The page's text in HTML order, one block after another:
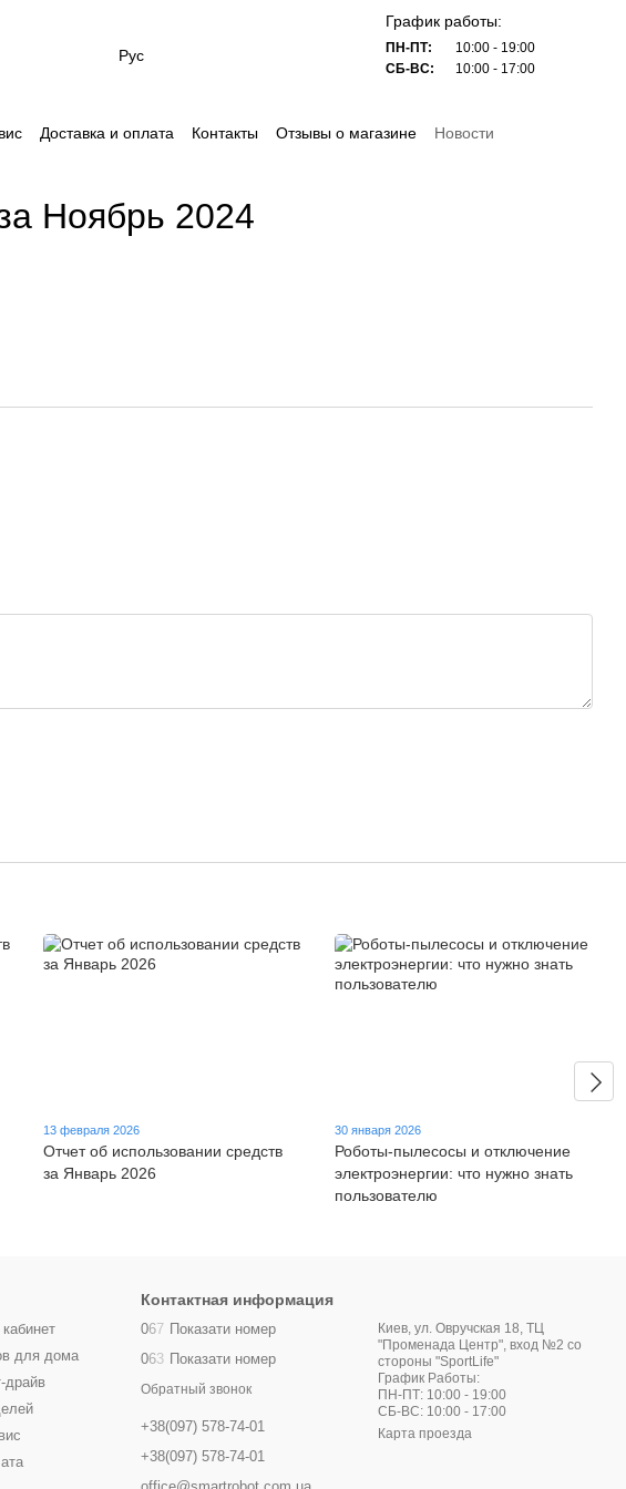
Рус
График работы:
ПН-ПТ:
10:00 - 19:00
СБ-ВС:
10:00 - 17:00
Доставка и оплата Контакты Отзывы о магазине
Новости
Ноябрь 2024
13 февраля 2026
Отчет об использовании средств
за Январь 2026
30 января 2026
Роботы-пылесосы и отключение
электроэнергии: что нужно знать
пользователю
для дома
драйв
Контактная информация
067 Показати номер
063 Показати номер
Обратный звонок
+38(097) 578-74-01
+38(097) 578-74-01
Киев, ул. Овручская 18, ТЦ
"Променада Центр", вход №2 со
стороны "SportLife"
График Работы:
ПН-ПТ: 10:00 - 19:00
СБ-ВС: 10:00 - 17:00
Карта проезда